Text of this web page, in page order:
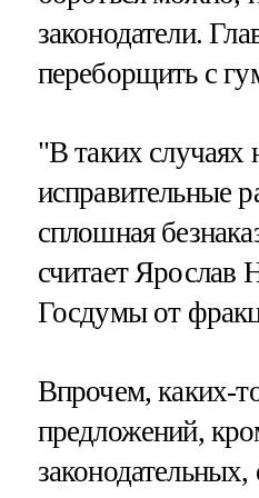
законодатели.
переборщить с
"В таких
исправительные
сплошная
считает Ярослав
Госдумы от
Впрочем, каких-
предложений,